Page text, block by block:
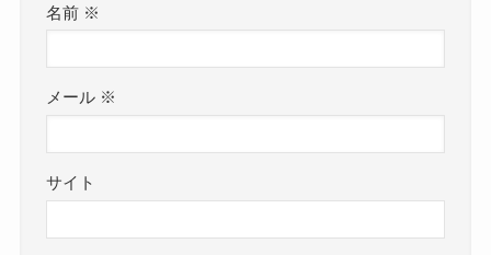
名前 ※
メール ※
サイト